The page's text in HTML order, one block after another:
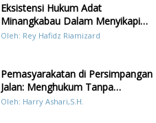
Eksistensi Hukum Adat
Minangkabau Dalam Menyikapi
Prilaku LGBT Analisis Perbandingan
Oleh: Rey Hafidz Riamizard
Pemasyarakatan di Persimpangan
Jalan: Menghukum Tanpa
Memulihkan?
Oleh: Harry Ashari,S.H.